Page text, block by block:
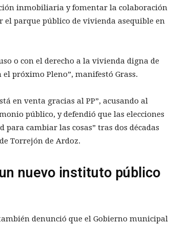
inmobiliaria y fomentar la colaboración
el parque público de vivienda asequible en
o con el derecho a la vivienda digna de
próximo Pleno”, manifestó Grass.
en venta gracias al PP”, acusando al
público, y defendió que las elecciones
cambiar las cosas” tras dos décadas
Torrejón de Ardoz.
nuevo instituto público
denunció que el Gobierno municipal